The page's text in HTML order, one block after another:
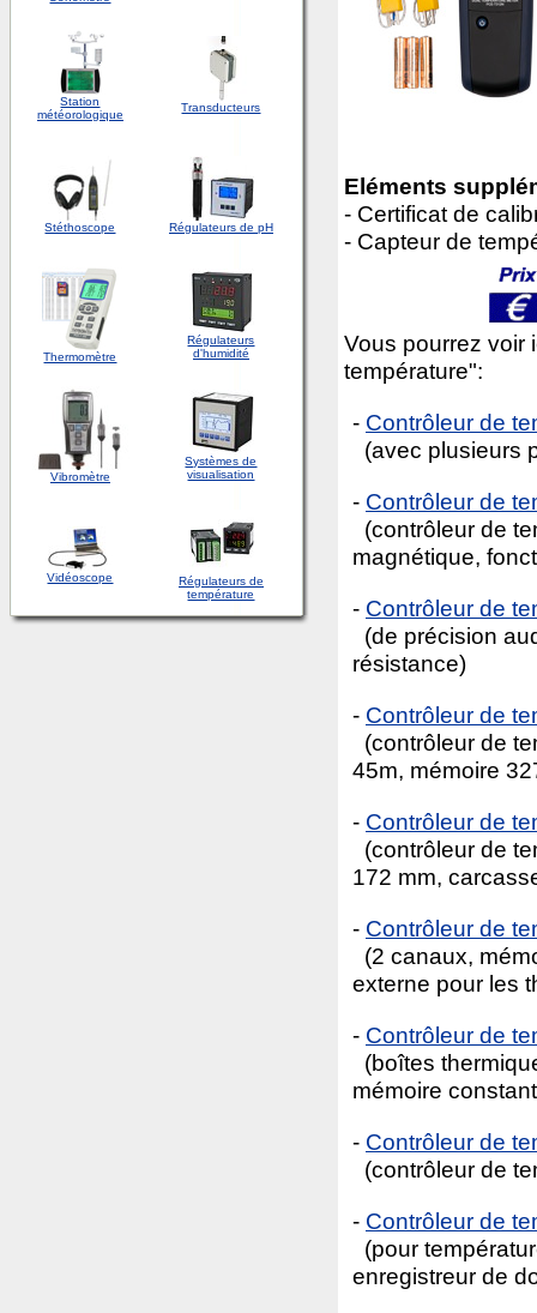
Station
météorologique
Transducteurs
Stéthoscope Régulateurs de pH
Thermomètre
Régulateurs
d'humidité
Vibromètre
Systèmes de
visualisation
Vidéoscope
Régulateurs de
température
Eléments
- Certificat de
- Capteur de
Vous pourrez voir
température":
- Contrôleur de
(avec plusieurs
- Contrôleur de
(contrôleur de
magnétique,
- Contrôleur de
(de précision
résistance)
- Contrôleur de
(contrôleur de
45m, mémoire
- Contrôleur de
(contrôleur de
172 mm,
- Contrôleur de
(2 canaux,
externe pour les
- Contrôleur de
(boîtes
mémoire
- Contrôleur de
(contrôleur de
- Contrôleur de
(pour
enregistreur de